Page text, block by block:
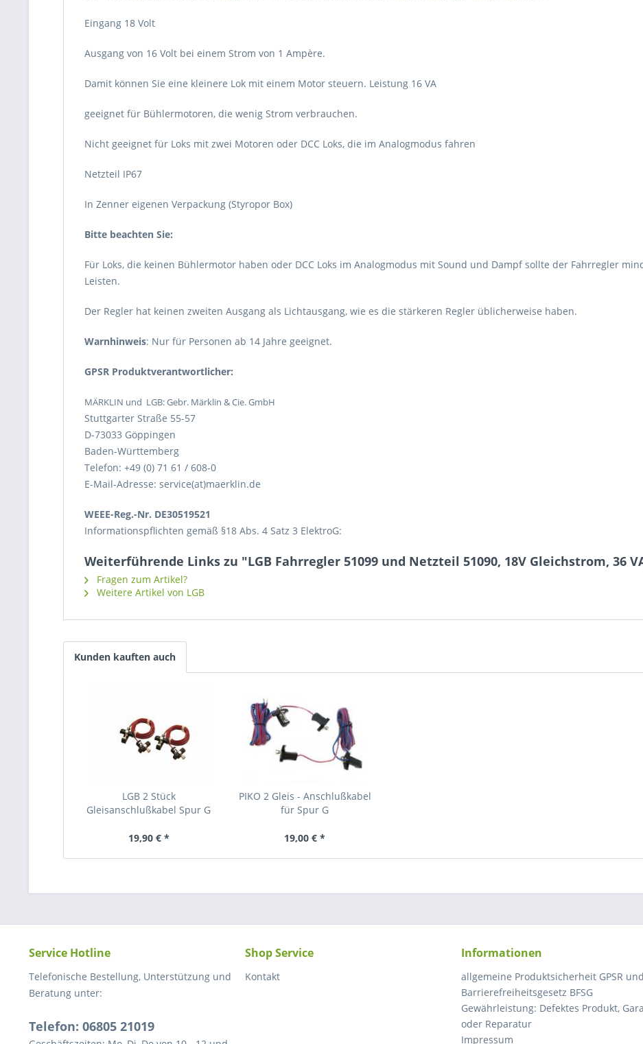
Eingang 18 Volt
Ausgang von 16 Volt bei einem Strom von 1 Ampère.
Damit können Sie eine kleinere Lok mit einem Motor steuern. Leistung 16 VA
geeignet für Bühlermotoren, die wenig Strom verbrauchen.
Nicht geeignet für Loks mit zwei Motoren oder DCC Loks, die im Analogmodus fahren
Netzteil IP67
In Zenner eigenen Verpackung (Styropor Box)
Bitte beachten Sie:
Für Loks, die keinen Bühlermotor haben oder DCC Loks im Analogmodus mit Sound und Dampf sollte der Fahrregler
Leisten.
Der Regler hat keinen zweiten Ausgang als Lichtausgang, wie es die stärkeren Regler üblicherweise haben.
Warnhinweis: Nur für Personen ab 14 Jahre geeignet.
GPSR Produktverantwortlicher:
MÄRKLIN und LGB: Gebr. Märklin & Cie. GmbH
Stuttgarter Straße 55-57
D-73033 Göppingen
Baden-Württemberg
Telefon: +49 (0) 71 61 / 608-0
E-Mail-Adresse: service(at)maerklin.de
WEEE-Reg.-Nr. DE30519521
Informationspflichten gemäß §18 Abs. 4 Satz 3 ElektroG:
Weiterführende Links zu "LGB Fahrregler 51099 und Netzteil 51090, 18V Gleichstrom, 36
Fragen zum Artikel?
Weitere Artikel von LGB
Kunden kauften auch
LGB 2 Stück
Gleisanschlußkabel Spur G
19,90 € *
PIKO 2 Gleis - Anschlußkabel
für Spur G
19,00 € *
Service Hotline
Telefonische Bestellung, Unterstützung und
Beratung unter:
Telefon: 06805 21019
Shop Service
Kontakt
Informationen
allgemeine Produktsicherheit GPSR und
Barrierefreiheitsgesetz BFSG
Gewährleistung: Defektes Produkt,
oder Reparatur
Impressum